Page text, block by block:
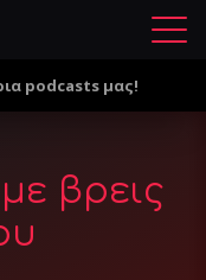
Μ
ο
podcasts μας!
βρεις